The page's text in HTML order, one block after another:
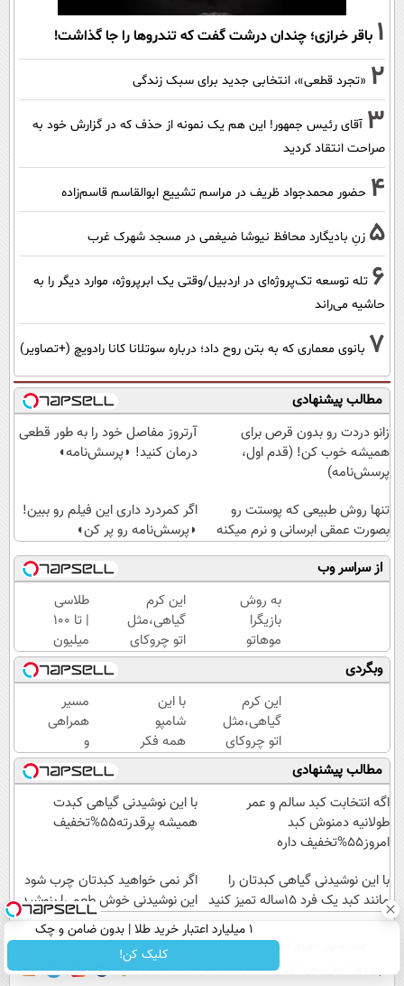
1 باقر خرازی؛ چندان درشت گفت که تندروها را جا گذاشت!
2 «تجرد قطعی»، انتخابی جدید برای سبک زندگی
3 آقای رئیس جمهور! این هم یک نمونه از حذف که در گزارش خود به
صراحت انتقاد کردید
4 حضور محمدجواد ظریف در مراسم تشییع ابوالقاسم قاسم‌زاده
5 زنِ بادیگارد محافظ نیوشا ضیغمی در مسجد شهرک غرب
6 تله توسعه تک‌پروژه‌ای در اردبیل/وقتی یک ابرپروژه، موارد دیگر را به
حاشیه می‌راند
7 بانوی معماری که به بتن روح داد؛ درباره سوتلانا کانا رادویچ (+تصاویر)
مطالب پیشنهادی
زانو دردت رو بدون قرص برای
همیشه خوب کن! (قدم اول،
پرسش‌نامه)
آرتروز مفاصل خود را به طور قطعی
درمان کنید! ◗پرسش‌نامه◖
تنها روش طبیعی که پوستت رو
بصورت عمقی ابرسانی و نرم میکنه
اگر کمردرد داری این فیلم رو ببین!
◗پرسش‌نامه رو پر کن◖
از سراسر وب
به روش
بازیگرا
موهاتو
پرپشت
کن!
شامپوجلبک
با40%تخفیف
این کرم
گیاهی،مثل
اتو چروکای
پوستتوصاف
میکنه!50%تخفیف
طلاسی
| تا 100
میلیون
وام
آنی
خرید
طلا💰
ثبت
نام
کن!
وبگردی
این کرم
گیاهی،مثل
اتو چروکای
پوستتوصاف
میکنه!50%تخفیف
با این
شامپو
همه فکر
میکنن
انگار مو
کاشتی!!!!!
مسیر
همراهی
و
گزارش
عملکرد
گروه
اسنپ
مطالب پیشنهادی
اگه انتخابت کبد سالم و عمر
طولانیه دمنوش کبد
امروز55%تخفیف داره
با این نوشیدنی گیاهی کبدت
همیشه پرقدرته55%تخفیف
با این نوشیدنی گیاهی کبدتان را
مانند کبد یک فرد 15ساله تمیز کنید
اگر نمی خواهید کبدتان چرب شود
این نوشیدنی خوش طعم را بنوشید
۱ میلیارد اعتبار خرید طلا | بدون ضامن و چک
کلیک کن!
عصر ایران۲ درباره عصرایران تماس با ما
آب و هوا اوقات شرعی سواد زندگی